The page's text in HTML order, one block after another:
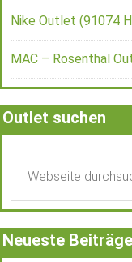
Nike Outlet (91074
MAC – Rosenthal
Outlet suchen
Neueste Beiträge